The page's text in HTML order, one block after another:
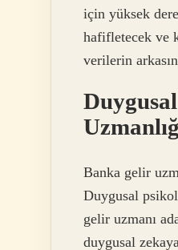
için yüksek
hafifletecek ve
verilerin
Banka gelir
Duygusal
gelir uzmanı
duygusal